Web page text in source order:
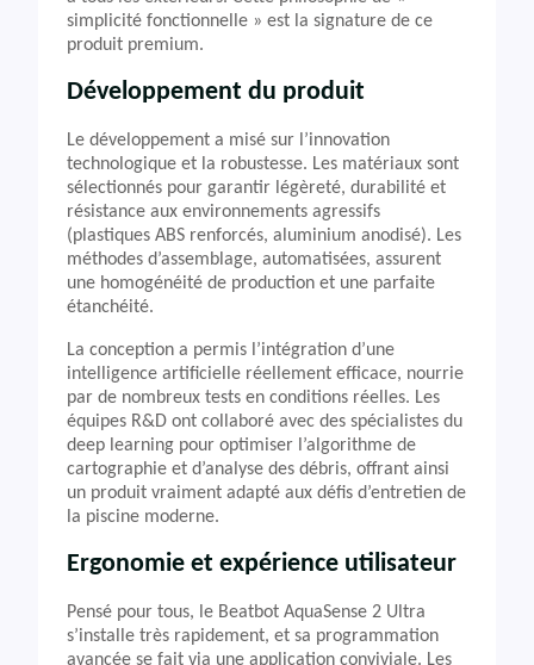
simplicité fonctionnelle » est la signature de ce
produit premium.
Développement du produit
Le développement a misé sur l’innovation
technologique et la robustesse. Les matériaux sont
sélectionnés pour garantir légèreté, durabilité et
résistance aux environnements agressifs
(plastiques ABS renforcés, aluminium anodisé). Les
méthodes d’assemblage, automatisées, assurent
une homogénéité de production et une parfaite
étanchéité.
La conception a permis l’intégration d’une
intelligence artificielle réellement efficace, nourrie
par de nombreux tests en conditions réelles. Les
équipes R&D ont collaboré avec des spécialistes du
deep learning pour optimiser l’algorithme de
cartographie et d’analyse des débris, offrant ainsi
un produit vraiment adapté aux défis d’entretien de
la piscine moderne.
Ergonomie et expérience utilisateur
Pensé pour tous, le Beatbot AquaSense 2 Ultra
s’installe très rapidement, et sa programmation
avancée se fait via une application conviviale. Les